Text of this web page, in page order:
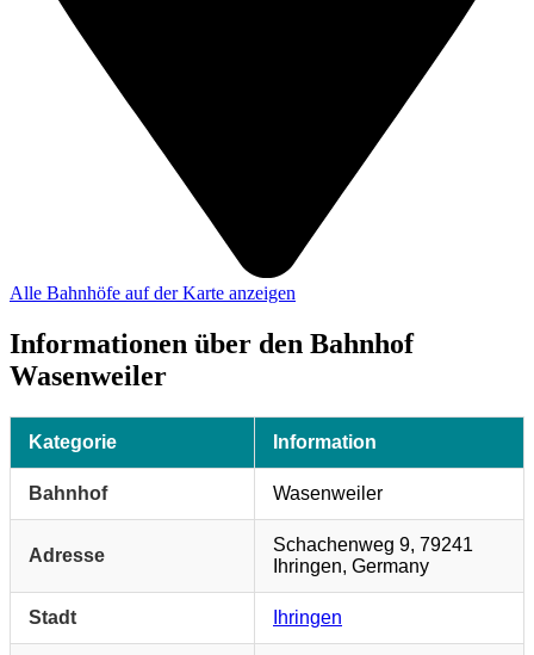
Alle Bahnhöfe auf der Karte anzeigen
Informationen über den Bahnhof
Wasenweiler
Kategorie Information
Bahnhof Wasenweiler
Adresse
Schachenweg 9, 79241
Ihringen, Germany
Stadt Ihringen